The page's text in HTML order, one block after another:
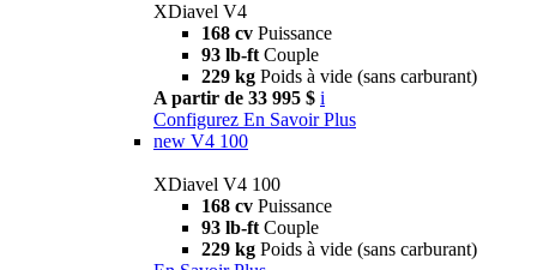
XDiavel V4
168 cv Puissance
93 lb-ft Couple
229 kg Poids à vide (sans carburant)
A partir de 33 995 $ i
Configurez En Savoir Plus
new V4 100
XDiavel V4 100
168 cv Puissance
93 lb-ft Couple
229 kg Poids à vide (sans carburant)